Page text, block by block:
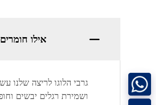
אילו
גרבי הלוגו לריצה שלנו
ושמירת רגלים יבשים